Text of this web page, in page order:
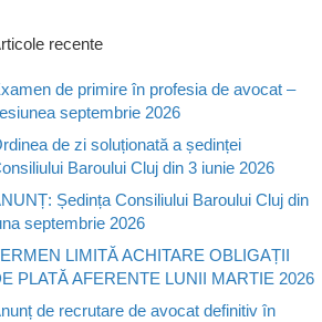
recente
de primire în profesia de avocat –
septembrie 2026
de zi soluționată a ședinței
Baroului Cluj din 3 iunie 2026
Ședința Consiliului Baroului Cluj din
septembrie 2026
LIMITĂ ACHITARE OBLIGAȚII
PLATĂ AFERENTE LUNII MARTIE 2026
de recrutare de avocat definitiv în